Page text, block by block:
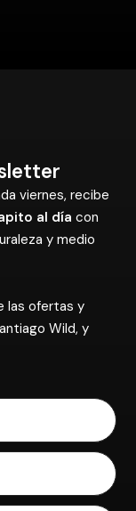
viernes, recibe
al día con
y medio
las ofertas y
Wild, y